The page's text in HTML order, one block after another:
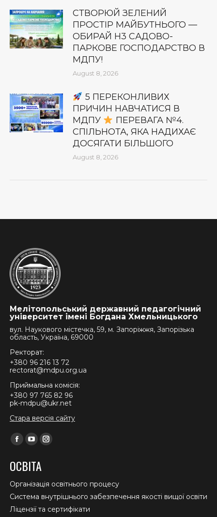
СТВОРЮЙ ЗЕЛЕНИЙ
ПРОСТІР МАЙБУТНЬОГО —
ОБИРАЙ Н3 САДОВО-
ПАРКОВЕ ГОСПОДАРСТВО В
МДПУ!
August 8, 2026
5 ПЕРЕКОНЛИВИХ
ПРИЧИН НАВЧАТИСЯ В
МДПУ
ПЕРЕВАГА №4.
СПІЛЬНОТА, ЯКА НАДИХАЄ
ДОСЯГАТИ БІЛЬШОГО
August 8, 2026
Мелітопольський державний педагогічний
університет імені Богдана Хмельницького
вул. Наукового містечка, 59, м. Запоріжжя, Запорізька
область, Україна, 69000
Ректорат:
+380 96 216 13 72
rectorat@mdpu.org.ua
Приймальна комісія:
+380 97 765 82 96
pk-mdpu@ukr.net
Стара версія сайту
Find us on:
Facebook
opens
in
new
window
YouTube
opens
in
new
window
Instagram
in
new
window
ОСВІТА
Організація освітнього процесу
Система внутрішнього забезпечення якості вищої освіти
Ліцензії та сертифікати